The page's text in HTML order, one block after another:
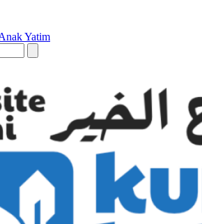
Kebaikan OKU Timur, Tonggak Baru